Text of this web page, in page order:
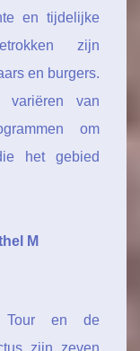
en tijdelijke
zijn
en burgers.
van
om
het gebied
M
Tour en de
zijn zeven